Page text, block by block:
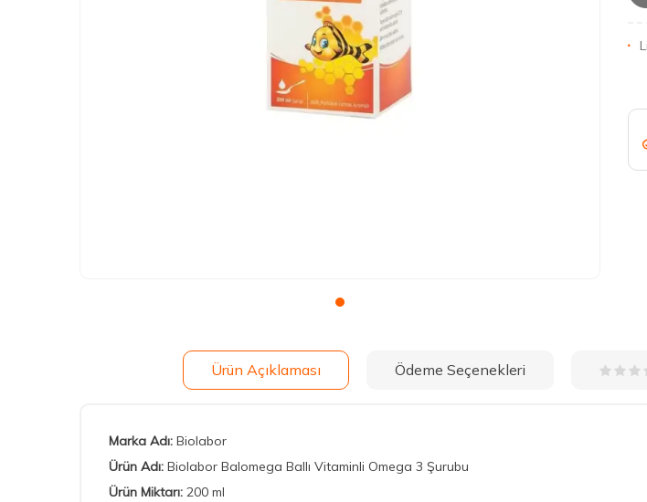
Ürün Açıklaması Ödeme Seçenekleri
Marka Adı: Biolabor
Ürün Adı: Biolabor Balomega Ballı Vitaminli Omega 3 Şurubu
Ürün Miktarı: 200 ml